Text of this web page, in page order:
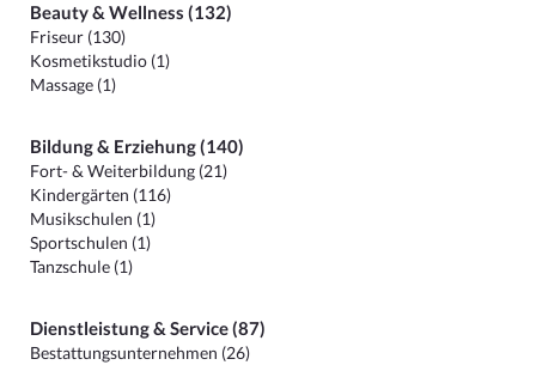
Beauty & Wellness (132)
Friseur (130)
Kosmetikstudio (1)
Massage (1)
Bildung & Erziehung (140)
Fort- & Weiterbildung (21)
Kindergärten (116)
Musikschulen (1)
Sportschulen (1)
Tanzschule (1)
Dienstleistung & Service (87)
Bestattungsunternehmen (26)